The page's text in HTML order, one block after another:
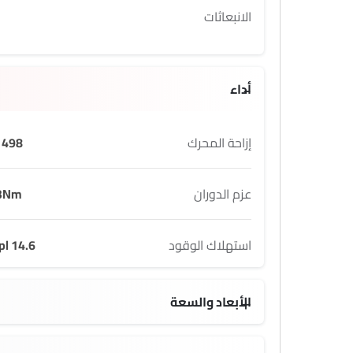
الانبعاثات
أداء
إزاحة المحرك cc
عزم الدوران
استهلاك الوقود 14.6 kmpl
الأبعاد والسعة